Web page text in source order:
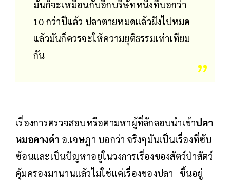
มันก็จะเหมือนกับอีกบริษัทหนึ่งที่บอกว่า
10 กว่าปีแล้ว ปลาตายหมดแล้วฝังไปหมด
แล้วมันก็ควรจะให้ความยุติธรรมเท่าเทียม
กัน
เรื่องการตรวจสอบหรือตามหาผู้ที่ลักลอบนำเข้าปลา
หมอคางดำ อ.เจษฎา บอกว่า จริงๆมันเป็นเรื่องที่ซับ
ซ้อนและเป็นปัญหาอยู่ในวงการเรื่องของสัตว์ป่าสัตว์
คุ้มครองมานานแล้วไม่ใช่แค่เรื่องของปลา ขึ้นอยู่